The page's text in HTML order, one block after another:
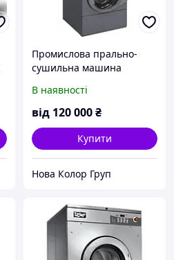
Промислова прально-
сушильна машина
кг
В наявності
від 120 000₴
Купити
Нова Колор Груп